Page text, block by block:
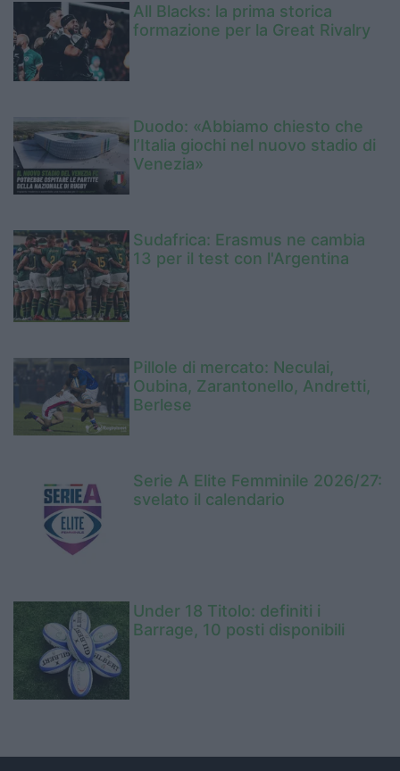
All Blacks: la prima storica
formazione per la Great Rivalry
Duodo: «Abbiamo chiesto che
l’Italia giochi nel nuovo stadio di
Venezia»
Sudafrica: Erasmus ne cambia
13 per il test con l'Argentina
Pillole di mercato: Neculai,
Oubina, Zarantonello, Andretti,
Berlese
Serie A Elite Femminile 2026/27:
svelato il calendario
Under 18 Titolo: definiti i
Barrage, 10 posti disponibili